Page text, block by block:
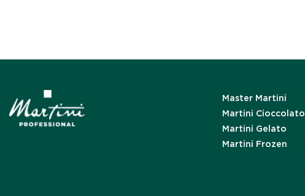
Master Martini
Martini Cioccolato
Martini Gelato
Martini Frozen